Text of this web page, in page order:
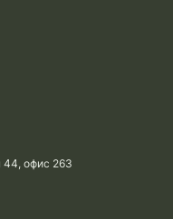
44, офис 263